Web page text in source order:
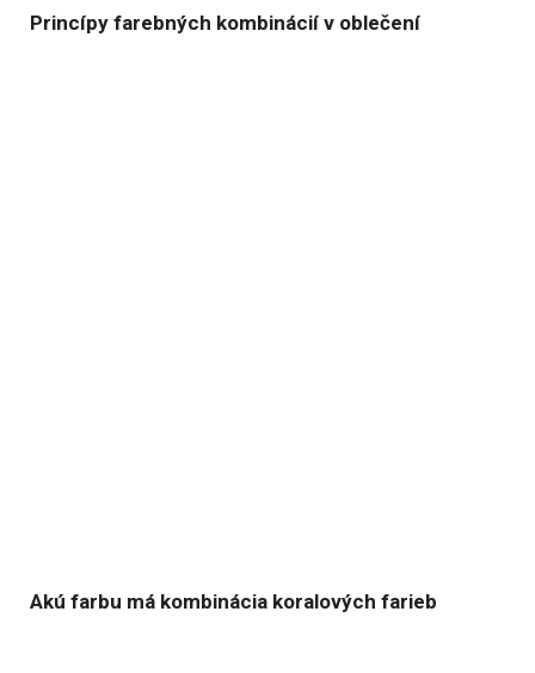
Princípy farebných kombinácií v oblečení
Akú farbu má kombinácia koralových farieb